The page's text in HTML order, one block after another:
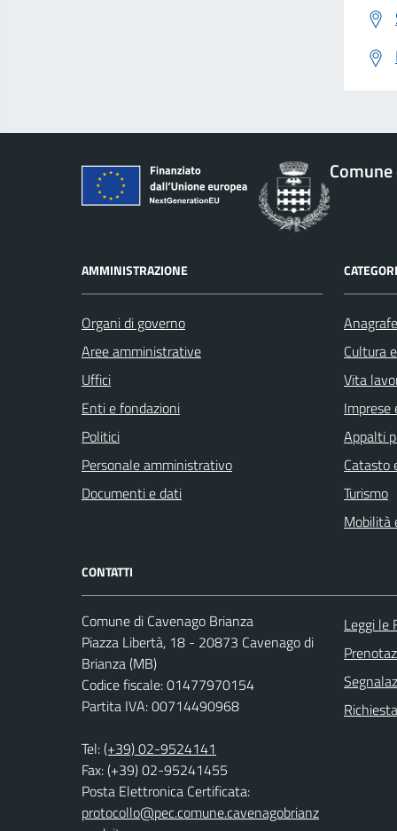
AMMINISTRAZIONE
Organi di governo
Aree amministrative
Uffici
Enti e fondazioni
Politici
Personale amministrativo
Documenti e dati
Cultura
Vita
Imprese
Appalti
Catasto
Turismo
Mobilità
CONTATTI
Comune di Cavenago Brianza
Piazza Libertà, 18 - 20873 Cavenago di
Brianza (MB)
Codice fiscale: 01477970154
Partita IVA: 00714490968
Tel:(+39) 02-9524141
Fax: (+39) 02-95241455
Posta Elettronica Certificata:
protocollo@pec.comune.cavenagobrianz
Leggi le